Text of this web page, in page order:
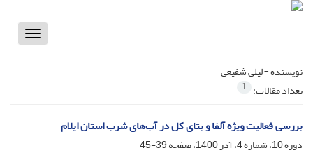
Toggle
نویسنده =لیلی شفیعی
تعداد مقالات: 1
بررسی فعالیت ویژه آلفا و بتای کل در آب‌های شرب استان ایلام
دوره 10، شماره 4، آذر 1400، صفحه
39-45